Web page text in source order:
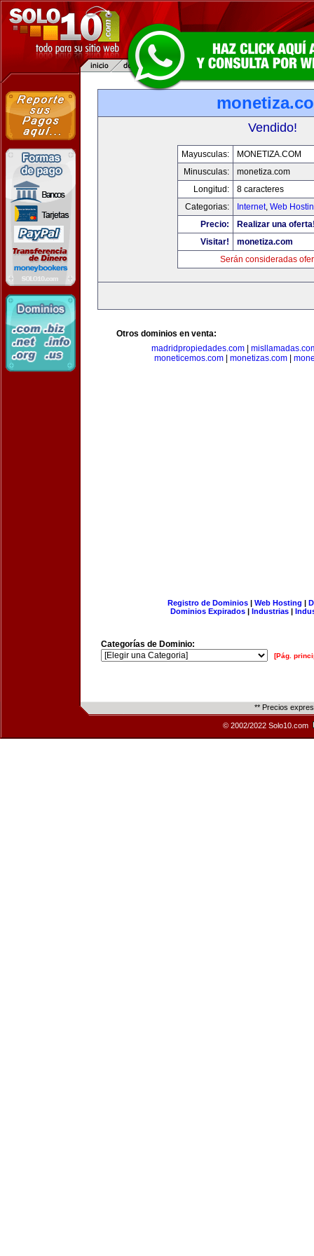
Vendido!
Mayusculas:
MONETIZA.COM
Minusculas:
monetiza.com
Longitud:
8 caracteres
Categorias:
Internet, Web
Precio:
Realizar una
Visitar!
monetiza.com
Serán consideradas
Otros dominios en venta:
madridpropiedades.com|
moneticemos.com| monetizas.com|
Registro de Dominios| Web Hosting |
Dominios Expirados | Industrias |
Categorías de Dominio:
[Pág.
** Precios
© 2002/2022 Solo10.com